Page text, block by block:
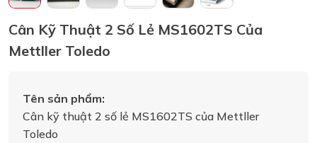
Cân Kỹ Thuật 2 Số Lẻ MS1602TS Của
Mettller Toledo
Tên sản phẩm:
Cân kỹ thuật 2 số lẻ MS1602TS của Mettller
Toledo